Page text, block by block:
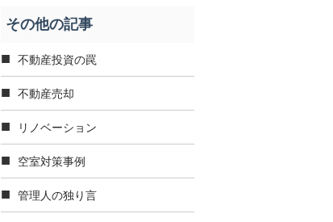
その他の記事
不動産投資の罠
不動産売却
リノベーション
空室対策事例
管理人の独り言